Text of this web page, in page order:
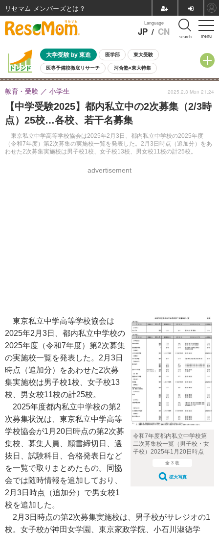
menu
Language
JP / CN search
大学受験 by 東進 医学部 東大受験
医専予備校徹底リサーチ 河合塾×東大特集
親子で考える大学選び 高校受験 中学受験 小学校受験
共通テスト 夏休み
8月開催イベント・WS 全国公立高校 過去問 人気記事
自由研究教材（小学生向け） 自由研究教材（中学生向け）
【中学受験2025】都内私立中の2次募集（2/3時
点）25校…各校、若干名募集
東京私立中学高等学校協会は2025年2月3日、都内私立中学校の2025年度
（令和7年度）第2次募集の実施校一覧を発表した。2月3日時点（追加分）をあ
わせた2次募集実施校は男子校1校、女子校13校、男女校11校の計25校。
教育・受験 小学生
advertisement
2025.2.3 Mon 21:24
令和7年度都内私立中学校第
二次募集校一覧（男子校・女
子校）2025年1月20日時点
全 3 枚
拡大写真
東京私立中学高等学校協会は
2025年2月3日、都内私立中学校の
2025年度（令和7年度）第2次募集
の実施校一覧を発表した。2月3日
時点（追加分）をあわせた2次募
集実施校は男子校1校、女子校13
校、男女校11校の計25校。
2025年度都内私立中学校の第2
次募集状況は、東京私立中学高等
学校協会が1月20日時点の第2次募
集校、募集人員、願書締切日、選
抜日、試験科目、合格発表日など
を一覧で取りまとめたもの。同協
会では随時情報を追加しており、
2月3日時点（追加分）で男女校1
校を追加した。
2月3日時点の第2次募集実施校は、男子校がサレジオの1
校。女子校が神田女学園、東京家政学院、小石川淑徳学
リセマム メンバーズ